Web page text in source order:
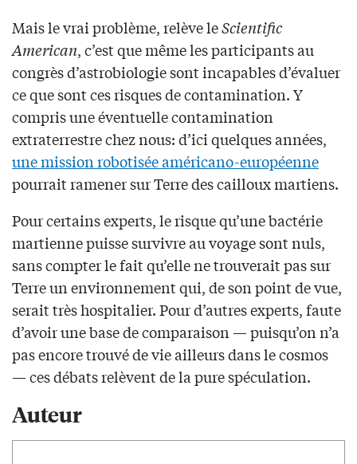
Mais le vrai problème, relève leScientific
American, c’est que même les participants au
congrès d’astrobiologie sont incapables d’évaluer
ce que sont ces risques de contamination. Y
compris une éventuelle contamination
extraterrestre chez nous: d’ici quelques années,
une mission robotisée américano-européenne
pourrait ramener sur Terre des cailloux martiens.
Pour certains experts, le risque qu’une bactérie
martienne puisse survivre au voyage sont nuls,
sans compter le fait qu’elle ne trouverait pas sur
Terre un environnement qui, de son point de vue,
serait très hospitalier. Pour d’autres experts, faute
d’avoir une base de comparaison — puisqu’on n’a
pas encore trouvé de vie ailleurs dans le cosmos
— ces débats relèvent de la pure spéculation.
Auteur